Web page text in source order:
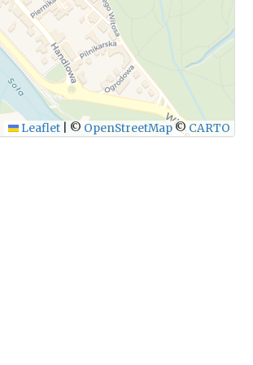
Leaflet © OpenStreetMap© CARTO